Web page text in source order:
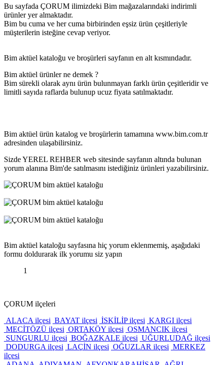
Bu sayfada ÇORUM ilimizdeki Bim mağazalarındaki indirimli
ürünler yer almaktadır.
Bim bu cuma ve her cuma birbirinden eşsiz ürün çeşitleriyle
müşterilerin isteğine cevap veriyor.
Bim aktüel kataloğu ve broşürleri sayfanın en alt kısmındadır.
Bim aktüel ürünler ne demek ?
Bim sürekli olarak aynı ürün bulunmayan farklı ürün çeşitleridir ve
limitli sayıda raflarda bulunup ucuz fiyata satılmaktadır.
Bim aktüel ürün katalog ve broşürlerin tamamına www.bim.com.tr
adresinden ulaşabilirsiniz.
Sizde YEREL REHBER web sitesinde sayfanın altında bulunan
yorum alanına Bim'de satılmasını istediğiniz ürünleri yazabilirsiniz.
Bim aktüel kataloğu sayfasına hiç yorum eklenmemiş, aşağıdaki
formu doldurarak ilk yorumu siz yapın
1
ÇORUM ilçeleri
ALACA ilçesi BAYAT ilçesi İSKİLİP ilçesi KARGI ilçesi
MECİTÖZÜ ilçesi ORTAKÖY ilçesi OSMANCIK ilçesi
SUNGURLU ilçesi BOĞAZKALE ilçesi UĞURLUDAĞ ilçesi
DODURGA ilçesi LAÇİN ilçesi OĞUZLAR ilçesi MERKEZ
ilçesi